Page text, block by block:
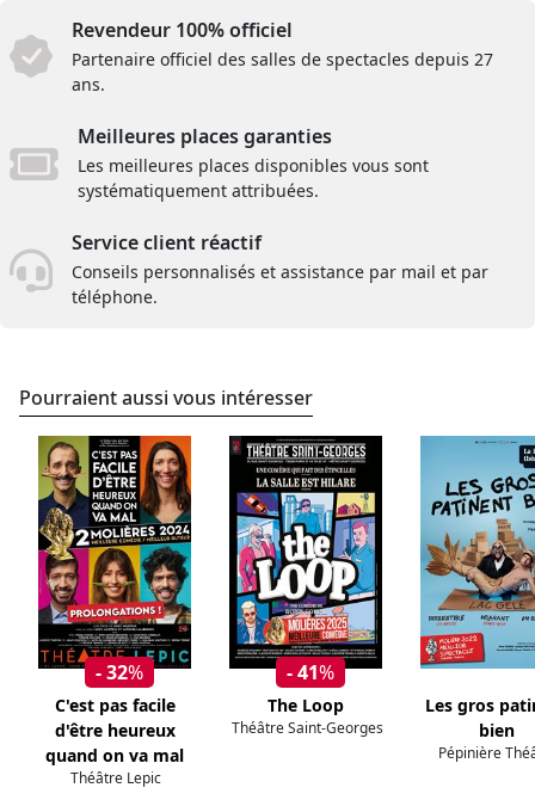
Revendeur 100% officiel
Partenaire officiel des salles de spectacles depuis 27
ans.
Meilleures places garanties
Les meilleures places disponibles vous sont
systématiquement attribuées.
Service client réactif
Conseils personnalisés et assistance par mail et par
téléphone.
Pourraient aussi vous intéresser
- 32%
C'est pas facile
d'être heureux
quand on va mal
Théâtre Lepic
- 41%
The Loop
Théâtre Saint-Georges
Les gros
bien
Pépinière